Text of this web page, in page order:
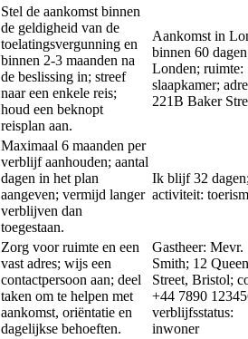
Stel de aankomst binnen
de geldigheid van de
toelatingsvergunning en
binnen 2-3 maanden na
de beslissing in; streef
naar een enkele reis;
houd een beknopt
reisplan aan.
Aankomst in
binnen 60
Londen; ruimte:
slaapkamer;
221B Baker
Maximaal 6 maanden per
verblijf aanhouden; aantal
dagen in het plan
aangeven; vermijd langer
verblijven dan
toegestaan.
Ik blijf 32
activiteit:
Zorg voor ruimte en een
vast adres; wijs een
contactpersoon aan; deel
taken om te helpen met
aankomst, oriëntatie en
dagelijkse behoeften.
Gastheer: Mevr.
Smith; 12 Queen
Street, Bristol;
+44 7890
verblijfsstatus:
inwoner